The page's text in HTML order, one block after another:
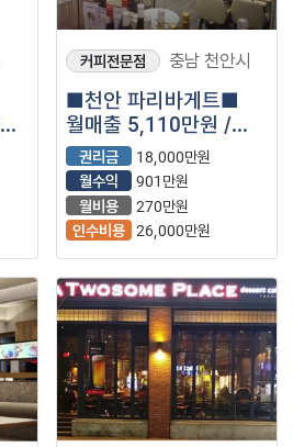
커피전문점 충남 천안시
■천안 파리바게트■
월매출 5,110만원 /
리뉴얼 완료 /초보여성
안정창업 추천
권리금
18,000만원
월수익
901만원
월비용
270만원
인수비용 26,000만원